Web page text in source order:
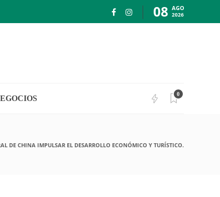
08 AGO
2026
0
DE CHINA IMPULSAR EL DESARROLLO ECONÓMICO Y TURÍSTICO.